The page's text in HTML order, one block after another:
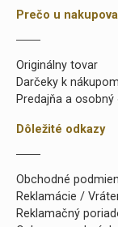
Prečo u
Originálny tovar
Darčeky k nákupom
Predajňa a osobný
Dôležité odkazy
Obchodné
Reklamácie /
Reklamačný